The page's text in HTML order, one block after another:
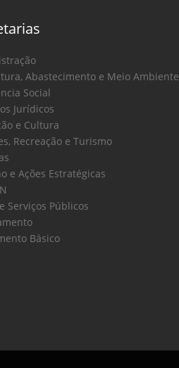
Abastecimento e Meio Ambiente
Social
Jurídicos
e Cultura
Recreação e Turismo
e Ações Estratégicas
Serviços Públicos
Básico